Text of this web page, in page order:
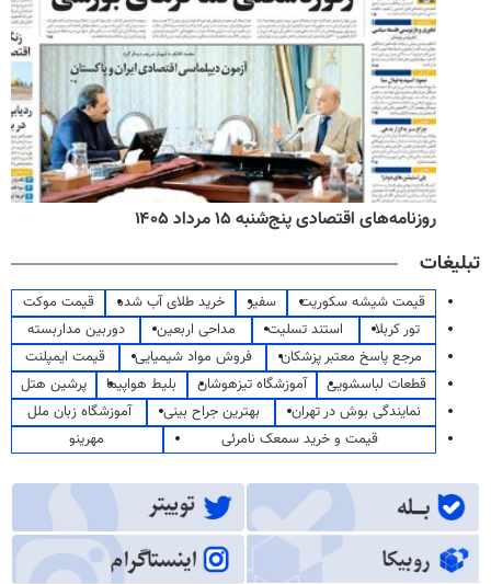
روزنامه‌های اقتصادی پنج‌شنبه ۱۵ مرداد ۱۴۰۵
تبلیغات
قیمت شیشه سکوریت سفیر خرید طلای آب شده
قیمت موکت
تور کربلا
استند تسلیت مداحی اربعین
دوربین مداربسته
مرجع پاسخ معتبر پزشکان
فروش مواد شیمیایی
قیمت ایمپلنت
قطعات لباسشویی
آموزشگاه تیزهوشان بلیط هواپیما
پرشین هتل
نمایندگی بوش در تهران
بهترین جراح بینی
آموزشگاه زبان ملل
قیمت و خرید سمعک نامرئی
مهرینو